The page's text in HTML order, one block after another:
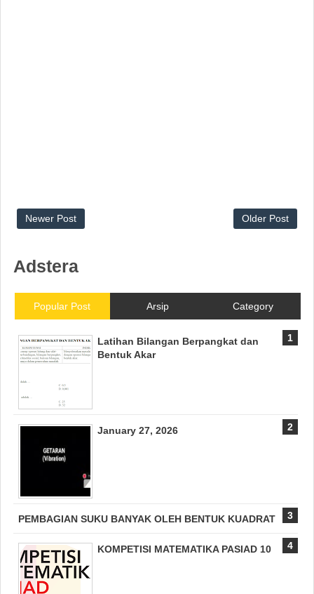
Newer Post Older Post
Adstera
Popular Post Arsip Category
Latihan Bilangan Berpangkat dan
Bentuk Akar
January 27, 2026
PEMBAGIAN SUKU BANYAK OLEH BENTUK KUADRAT
KOMPETISI MATEMATIKA PASIAD 10